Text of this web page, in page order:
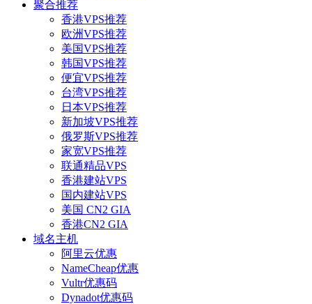
聚合推荐
香港VPS推荐
欧洲VPS推荐
美国VPS推荐
韩国VPS推荐
便宜VPS推荐
台湾VPS推荐
日本VPS推荐
新加坡VPS推荐
俄罗斯VPS推荐
家宽VPS推荐
联通精品VPS
香港建站VPS
国内建站VPS
美国 CN2 GIA
香港CN2 GIA
域名主机
阿里云优惠
NameCheap优惠
Vultr优惠码
Dynadot优惠码